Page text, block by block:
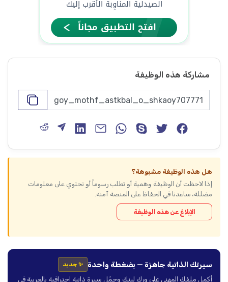
مشاركة هذه الوظيفة
هل هذه الوظيفة مشبوهة؟
إذا لاحظت أن الوظيفة وهمية أو تطلب رسوماً أو تحتوي على معلومات
مضللة، ساعدنا في الحفاظ على المنصة آمنة.
الإبلاغ عن هذه الوظيفة
سيرتك الذاتية جاهزة — بضغطة واحدة ✨ جديد
أكمل ملفك المهني على ورك لينك وحمّل سيرة ذاتية احترافية بالعربية في